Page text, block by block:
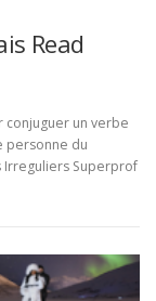
Read
conjuguer un verbe
personne du
Irreguliers Superprof